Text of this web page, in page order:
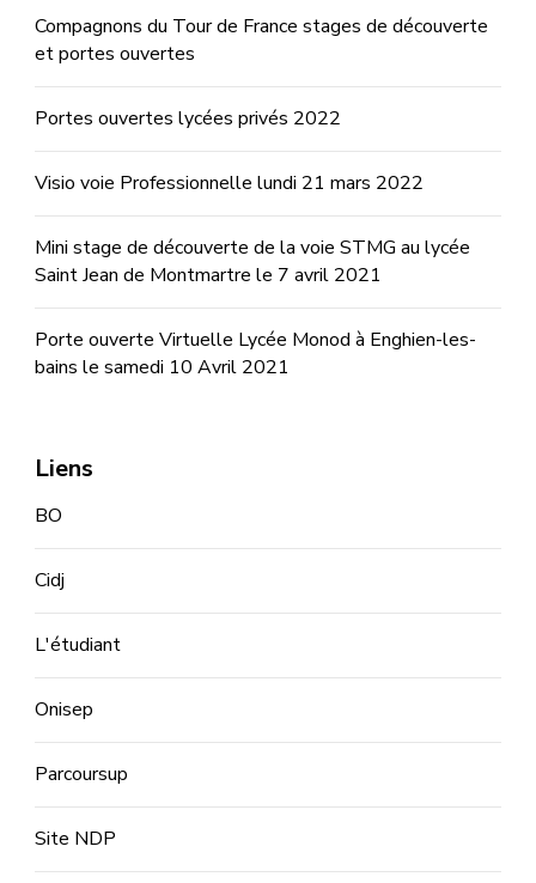
Compagnons du Tour de France stages de découverte
et portes ouvertes
Portes ouvertes lycées privés 2022
Visio voie Professionnelle lundi 21 mars 2022
Mini stage de découverte de la voie STMG au lycée
Saint Jean de Montmartre le 7 avril 2021
Porte ouverte Virtuelle Lycée Monod à Enghien-les-
bains le samedi 10 Avril 2021
Liens
BO
Cidj
L'étudiant
Onisep
Parcoursup
Site NDP